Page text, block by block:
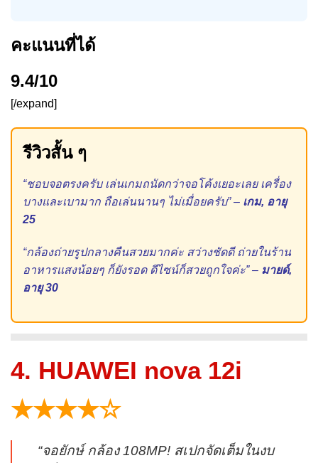
คะแนนที่ได้
9.4/10
[/expand]
รีวิวสั้น ๆ
“ชอบจอตรงครับ เล่นเกมถนัดกว่าจอโค้งเยอะเลย เครื่อง
บางและเบามาก ถือเล่นนานๆ ไม่เมื่อยครับ” – เกม, อายุ
25
“กล้องถ่ายรูปกลางคืนสวยมากค่ะ สว่างชัดดี ถ่ายในร้าน
อาหารแสงน้อยๆ ก็ยังรอด ดีไซน์ก็สวยถูกใจค่ะ” – มายด์,
อายุ 30
4. HUAWEI nova 12i
★★★★☆
“จอยักษ์ กล้อง 108MP! สเปกจัดเต็มในงบ